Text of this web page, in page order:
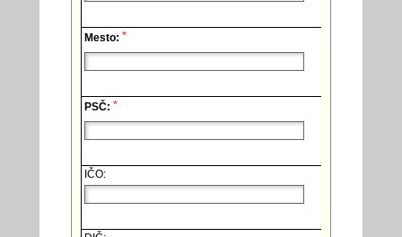
Mesto: *
PSČ: *
IČO: